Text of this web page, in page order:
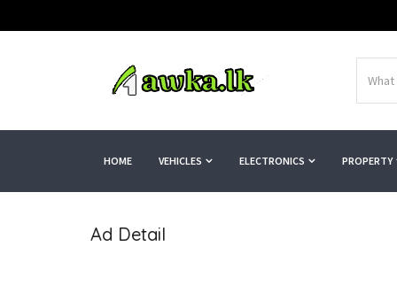
HOME VEHICLES ELECTRONICS PROPERTY
Ad Detail